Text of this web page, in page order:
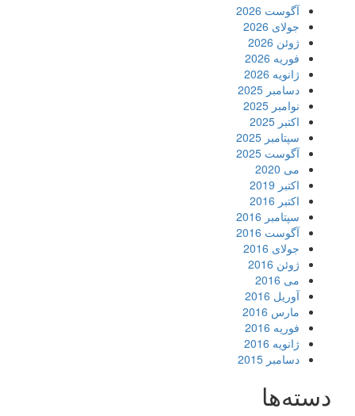
آگوست 2026
جولای 2026
ژوئن 2026
فوریه 2026
ژانویه 2026
دسامبر 2025
نوامبر 2025
اکتبر 2025
سپتامبر 2025
آگوست 2025
می 2020
اکتبر 2019
اکتبر 2016
سپتامبر 2016
آگوست 2016
جولای 2016
ژوئن 2016
می 2016
آوریل 2016
مارس 2016
فوریه 2016
ژانویه 2016
دسامبر 2015
دسته‌ها